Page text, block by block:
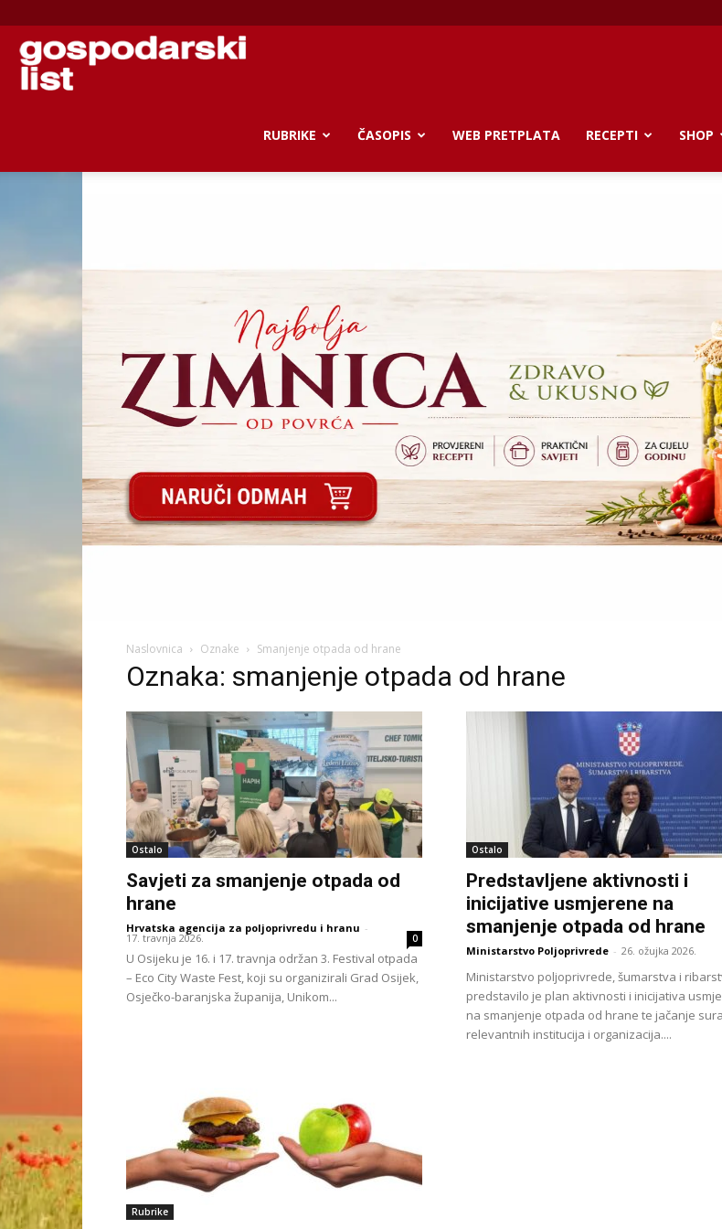
Gospodarski
RUBRIKE ČASOPIS WEB PRETPLATA RECEPTI SHOP
Naslovnica Oznake Smanjenje otpada od hrane
Oznaka: smanjenje otpada od hrane
Ostalo
Savjeti za smanjenje otpada od
hrane
Hrvatska agencija za poljoprivredu i hranu -
17. travnja 2026. 0
U Osijeku je 16. i 17. travnja održan 3. Festival otpada
– Eco City Waste Fest, koji su organizirali Grad Osijek,
Osječko-baranjska županija, Unikom...
Ostalo
Predstavljene aktivnosti i
inicijative usmjerene na
smanjenje otpada od hrane
Ministarstvo Poljoprivrede - 26. ožujka 2026.
Ministarstvo poljoprivrede, šumarstva i
predstavilo je plan aktivnosti i inicijativa
na smanjenje otpada od hrane te jačanje
relevantnih institucija i organizacija....
Rubrike